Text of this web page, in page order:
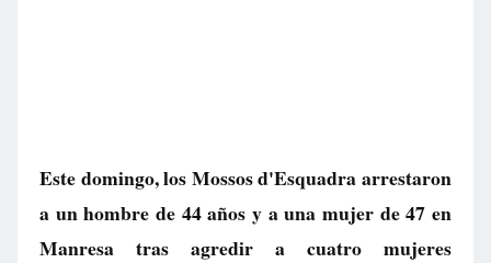
Este domingo, los Mossos d'Esquadra arrestaron
a un hombre de 44 años y a una mujer de 47 en
Manresa tras agredir a cuatro mujeres